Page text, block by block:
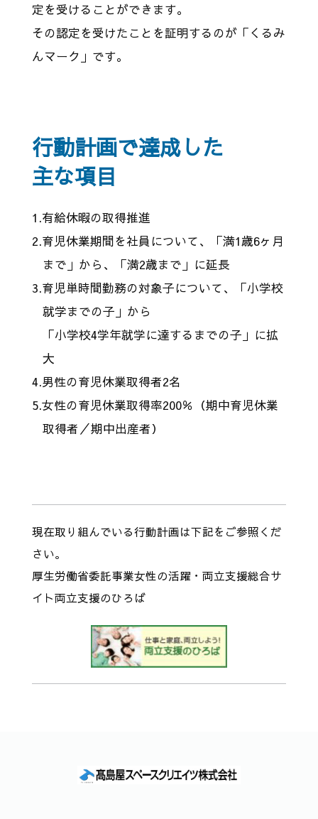
定を受けることができます。
その認定を受けたことを証明するのが「くるみ
んマーク」です。
行動計画で達成した
主な項目
1.有給休暇の取得推進
2.育児休業期間を社員について、「満1歳6ヶ月
まで」から、「満2歳まで」に延長
3.育児単時間勤務の対象子について、「小学校
就学までの子」から
「小学校4学年就学に達するまでの子」に拡
大
4.男性の育児休業取得者2名
5.女性の育児休業取得率200％（期中育児休業
取得者／期中出産者）
現在取り組んでいる行動計画は下記をご参照くだ
さい。
厚生労働省委託事業女性の活躍・両立支援総合サ
イト両立支援のひろば